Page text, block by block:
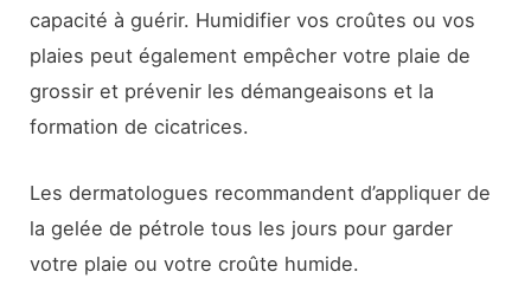
capacité à guérir. Humidifier vos croûtes ou vos
plaies peut également empêcher votre plaie de
grossir et prévenir les démangeaisons et la
formation de cicatrices.
Les dermatologues recommandent d’appliquer de
la gelée de pétrole tous les jours pour garder
votre plaie ou votre croûte humide.